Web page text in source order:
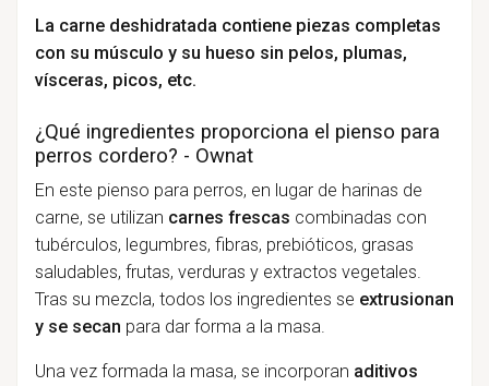
La carne deshidratada contiene piezas completas
con su músculo y su hueso sin pelos, plumas,
vísceras, picos, etc.
¿Qué ingredientes proporciona el pienso para
perros cordero? - Ownat
En este pienso para perros, en lugar de harinas de
carne, se utilizan carnes frescas combinadas con
tubérculos, legumbres, fibras, prebióticos, grasas
saludables, frutas, verduras y extractos vegetales.
Tras su mezcla, todos los ingredientes se extrusionan
y se secan para dar forma a la masa.
Una vez formada la masa, se incorporan aditivos